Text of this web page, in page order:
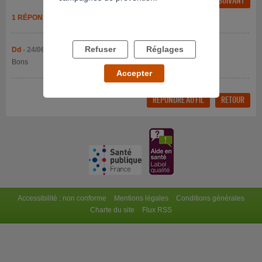
1 RÉPONSE
Dd - 24/06/2026 à 23h42
Bons
RÉPONDRE AU FIL RETOUR
Accessibilité : non conforme Mentions légales
Conditions générales
Charte du site
Flux RSS
Refuser Réglages
Accepter